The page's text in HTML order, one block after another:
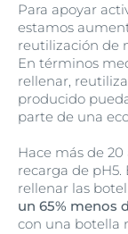
Para apoyar
estamos
reutilización de
En términos
rellenar,
producido
parte de una
Hace más de
recarga de pH5.
rellenar las
un 65% menos
con una botella